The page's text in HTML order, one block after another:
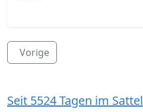
Vorige
Seit 5524 Tagen im Sattel